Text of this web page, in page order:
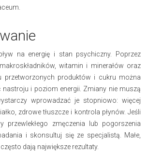
na energię i stan psychiczny. Poprzez
witamin i minerałów oraz
przetworzonych produktów i cukru można
i poziom energii. Zmiany nie muszą
wprowadzać je stopniowo: więcej
zdrowe tłuszcze i kontrola płynów. Jeśli
przewlekłego zmęczenia lub pogorszenia
i skonsultuj się ze specjalistą. Małe,
dają największe rezultaty.